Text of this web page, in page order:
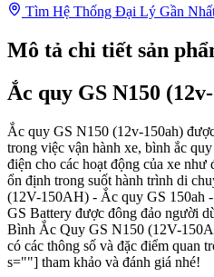
Tìm Hệ Thống Đại Lý Gần
Mô tả chi tiết sản
Ắc quy GS N150
Ắc quy GS N150 (12v-150ah)
trong việc vận hành xe, bình ắc
điện cho các hoạt động của xe như
ổn định trong suốt hành trình di
(12V-150AH) - Ắc quy GS 150ah
GS Battery được đông đảo người
Bình Ắc Quy GS N150 (12V-
có các thông số và đặc điểm quan
s=""] tham khảo và đánh giá nhé!